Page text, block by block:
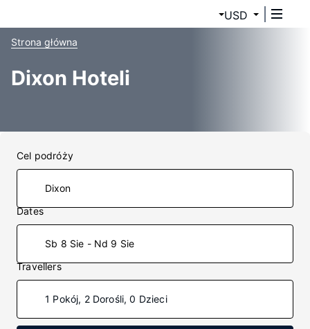
USD
Strona główna
Dixon Hoteli
Cel podróży
Dates
Sb 8 Sie - Nd 9 Sie
Travellers
1 Pokój, 2 Dorośli, 0 Dzieci